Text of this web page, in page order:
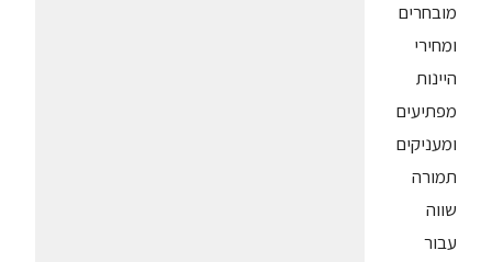
מובחרים
ומחירי
היינות
מפתיעים
ומעניקים
תמורה
שווה
עבור